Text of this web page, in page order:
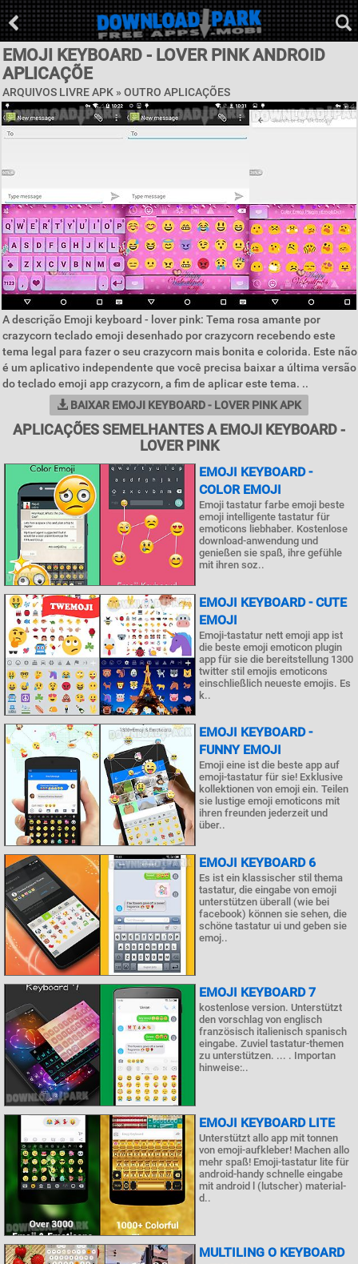
EMOJI KEYBOARD - LOVER PINK ANDROID
APLICAÇÕE
ARQUIVOS LIVRE APK » OUTRO APLICAÇÕES
A descrição Emoji keyboard - lover pink: Tema rosa amante por
crazycorn teclado emoji desenhado por crazycorn recebendo este
tema legal para fazer o seu crazycorn mais bonita e colorida. Este não
é um aplicativo independente que você precisa baixar a última versão
do teclado emoji app crazycorn, a fim de aplicar este tema. ..
BAIXAR EMOJI KEYBOARD - LOVER PINK APK
APLICAÇÕES SEMELHANTES A EMOJI KEYBOARD -
LOVER PINK
EMOJI KEYBOARD -
COLOR EMOJI
Emoji tastatur farbe emoji beste
emoji intelligente tastatur für
emoticons liebhaber. Kostenlose
download-anwendung und
genießen sie spaß, ihre gefühle
mit ihren soz..
EMOJI KEYBOARD - CUTE
EMOJI
Emoji-tastatur nett emoji app ist
die beste emoji emoticon plugin
app für sie die bereitstellung 1300
twitter stil emojis emoticons
einschließlich neueste emojis. Es
k..
EMOJI KEYBOARD -
FUNNY EMOJI
Emoji eine ist die beste app auf
emoji-tastatur für sie! Exklusive
kollektionen von emoji ein. Teilen
sie lustige emoji emoticons mit
ihren freunden jederzeit und
über..
EMOJI KEYBOARD 6
Es ist ein klassischer stil thema
tastatur, die eingabe von emoji
unterstützen überall (wie bei
facebook) können sie sehen, die
schöne tastatur ui und geben sie
emoj..
EMOJI KEYBOARD 7
kostenlose version. Unterstützt
den vorschlag von englisch
französisch italienisch spanisch
eingabe. Zuviel tastatur-themen
zu unterstützen. ... . Importan
hinweise:..
EMOJI KEYBOARD LITE
Unterstützt allo app mit tonnen
von emoji-aufkleber! Machen allo
mehr spaß! Emoji-tastatur lite für
android-handy schnelle eingabe
mit android l (lutscher) material-
d..
MULTILING O KEYBOARD